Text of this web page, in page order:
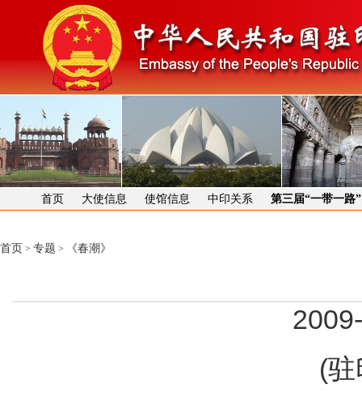
首页 大使信息 使馆信息 中印关系 第三届“一带一路
首页 > 专题 > 《春潮》
(驻印